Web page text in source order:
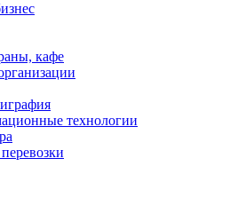
кафе
технологии